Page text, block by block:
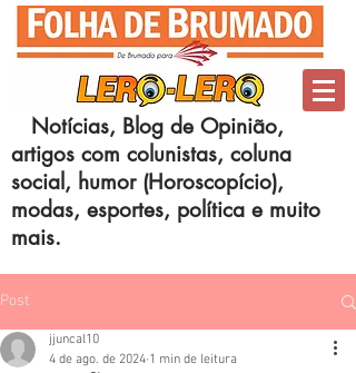
Notícias, Blog de Opinião,
artigos com colunistas, coluna
social, humor (Horoscopício),
modas, esportes, política e muito
mais.
Post
jjuncal10
4 de ago. de 2024 1 min de leitura